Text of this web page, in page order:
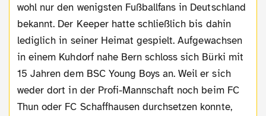
wohl nur den wenigsten Fußballfans in Deutschland
bekannt. Der Keeper hatte schließlich bis dahin
lediglich in seiner Heimat gespielt. Aufgewachsen
in einem Kuhdorf nahe Bern schloss sich Bürki mit
15 Jahren dem BSC Young Boys an. Weil er sich
weder dort in der Profi-Mannschaft noch beim FC
Thun oder FC Schaffhausen durchsetzen konnte,